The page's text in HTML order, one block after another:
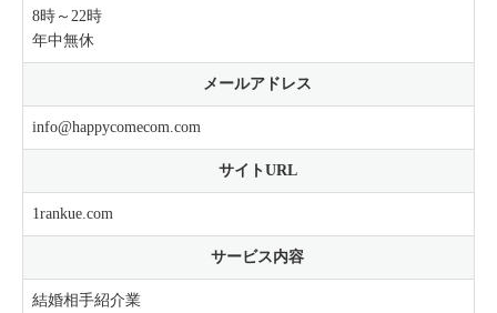
8時～22時
年中無休
メールアドレス
info@happycomecom.com
サイトURL
1rankue.com
サービス内容
結婚相手紹介業